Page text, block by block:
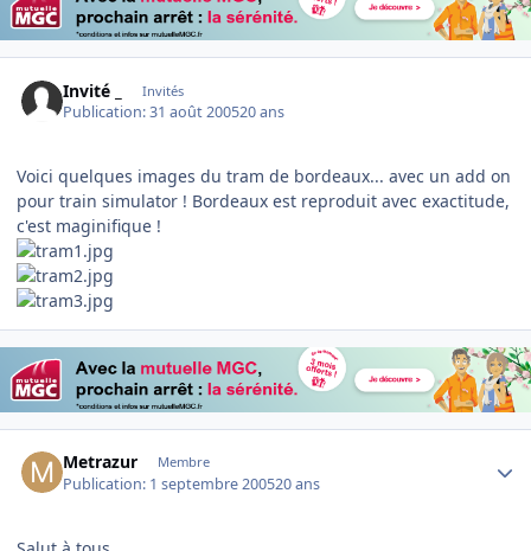
Invité _ Invités
Publication:31 août 200520 ans
Voici quelques images du tram de bordeaux... avec un add on
pour train simulator ! Bordeaux est reproduit avec exactitude,
c'est maginifique !
Metrazur Membre
Publication: 1 septembre 200520 ans